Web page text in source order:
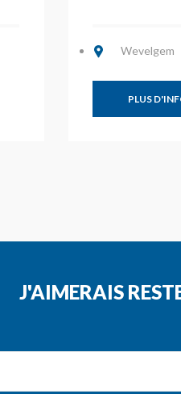
Wevelgem
PLUS
J'AIMERAIS